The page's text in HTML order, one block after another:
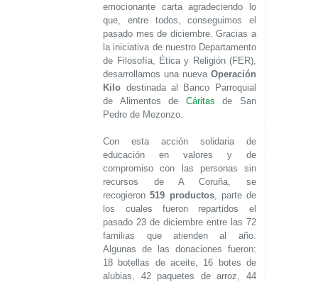
emocionante carta agradeciendo lo
que, entre todos, conseguimos el
pasado mes de diciembre. Gracias a
la iniciativa de nuestro Departamento
de Filosofía, Ética y Religión (FER),
desarrollamos una nueva Operación
Kilo destinada al Banco Parroquial
de Alimentos de Cáritas de San
Pedro de Mezonzo.
Con esta acción solidaria de
educación en valores y de
compromiso con las personas sin
recursos de A Coruña, se
recogieron519 productos, parte de
los cuales fueron repartidos el
pasado 23 de diciembre entre las 72
familias que atienden al año.
Algunas de las donaciones fueron:
18 botellas de aceite, 16 botes de
alubias, 42 paquetes de arroz, 44